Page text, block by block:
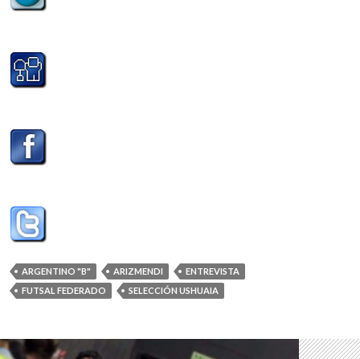
ARGENTINO "B" ARIZMENDI
ENTREVISTA
FUTSAL FEDERADO
SELECCIÓN USHUAIA